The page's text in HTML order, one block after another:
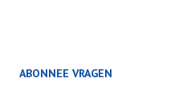
ABONNEE VRAGEN